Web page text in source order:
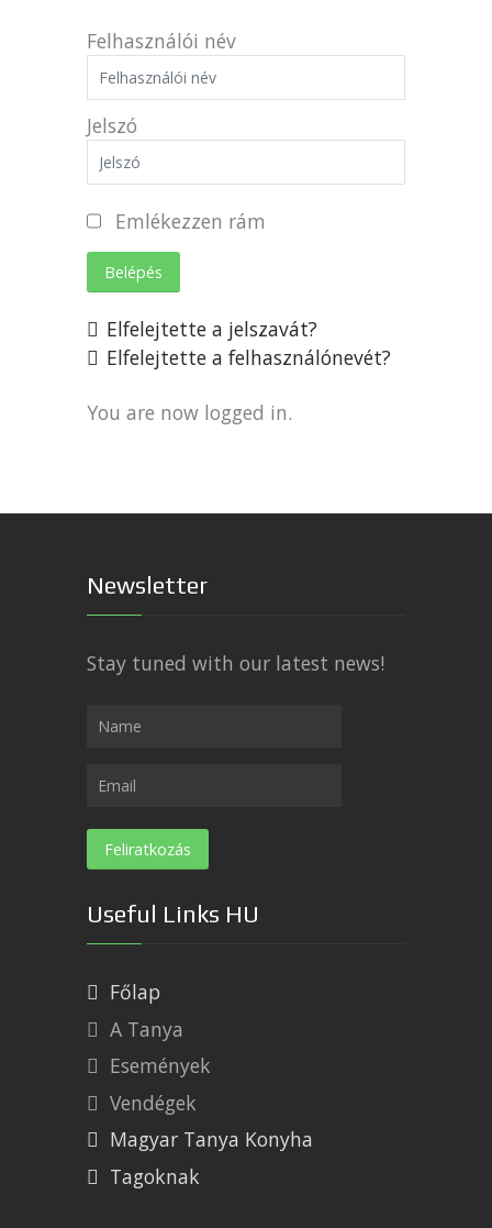
Felhasználói név
Jelszó
Emlékezzen rám
Belépés
Elfelejtette a jelszavát?
Elfelejtette a felhasználónevét?
You are now logged in.
Newsletter
Stay tuned with our latest news!
Useful Links HU
Főlap
A Tanya
Események
Vendégek
Magyar Tanya Konyha
Tagoknak